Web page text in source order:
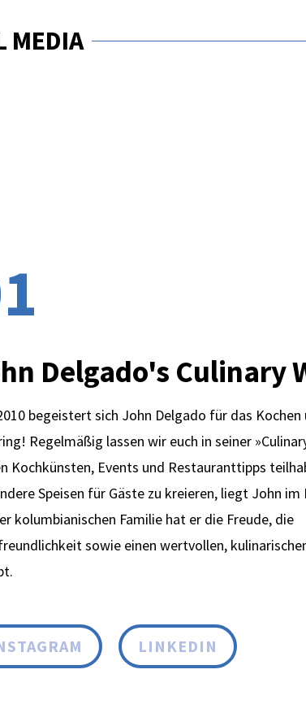
MEDIA
Delgado's Culinary
begeistert sich John Delgado für das Kochen
Regelmäßig lassen wir euch in seiner
Kochkünsten, Events und Restauranttipps
Speisen für Gäste zu kreieren, liegt John im
kolumbianischen Familie hat er die Freude, die
sowie einen wertvollen,
LINKEDIN